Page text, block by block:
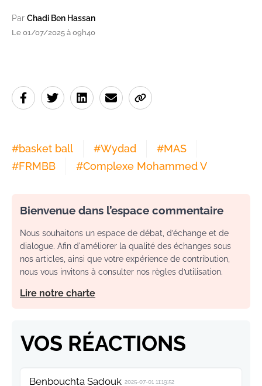
Par Chadi Ben Hassan
Le 01/07/2025 à 09h40
#basket ball #Wydad #MAS
#FRMBB #Complexe Mohammed V
Bienvenue dans l’espace commentaire
Nous souhaitons un espace de débat, d’échange et de
dialogue. Afin d'améliorer la qualité des échanges sous
nos articles, ainsi que votre expérience de contribution,
nous vous invitons à consulter nos règles d’utilisation.
Lire notre charte
VOS RÉACTIONS
Benbouchta Sadouk 2025-07-01 11:19:52